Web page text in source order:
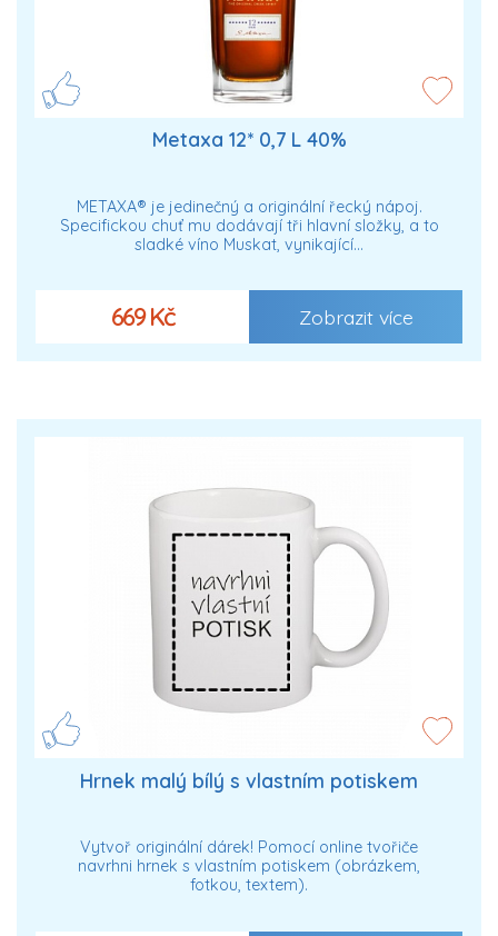
Metaxa 12* 0,7 L 40%
METAXA® je jedinečný a originální řecký nápoj.
Specifickou chuť mu dodávají tři hlavní složky, a to
sladké víno Muskat, vynikající…
669 Kč Zobrazit více
Hrnek malý bílý s vlastním potiskem
Vytvoř originální dárek! Pomocí online tvořiče
navrhni hrnek s vlastním potiskem (obrázkem,
fotkou, textem).